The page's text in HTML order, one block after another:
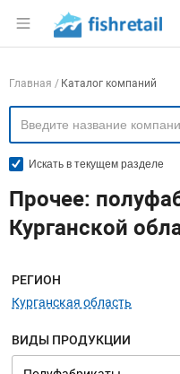
Раздел
Навигация по
Главная Каталог компаний
Искать в текущем разделе
Прочее:
Курганской
Меню навигации
РЕГИОН
Курганская область
ВИДЫ ПРОДУКЦИИ